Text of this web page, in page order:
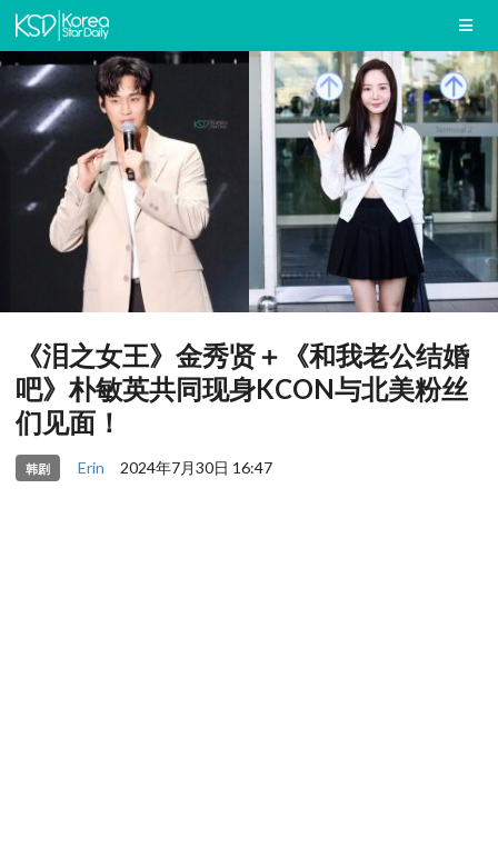
《泪之女王》金秀贤＋《和我老公结婚
吧》朴敏英共同现身KCON与北美粉丝
们见面！
韩剧 Erin 2024年7月30日 16:47